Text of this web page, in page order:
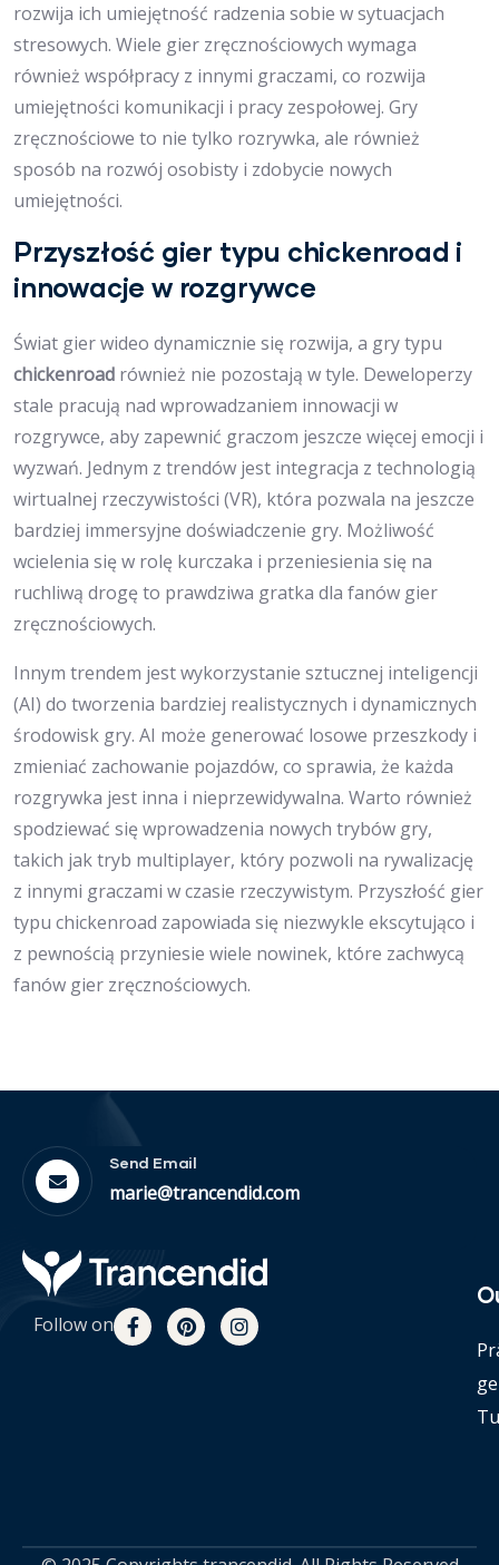
rozwija ich umiejętność radzenia sobie w sytuacjach
stresowych. Wiele gier zręcznościowych wymaga
również współpracy z innymi graczami, co rozwija
umiejętności komunikacji i pracy zespołowej. Gry
zręcznościowe to nie tylko rozrywka, ale również
sposób na rozwój osobisty i zdobycie nowych
umiejętności.
Przyszłość gier typu chickenroad i
innowacje w rozgrywce
Świat gier wideo dynamicznie się rozwija, a gry typu
chickenroad również nie pozostają w tyle. Deweloperzy
stale pracują nad wprowadzaniem innowacji w
rozgrywce, aby zapewnić graczom jeszcze więcej emocji i
wyzwań. Jednym z trendów jest integracja z technologią
wirtualnej rzeczywistości (VR), która pozwala na jeszcze
bardziej immersyjne doświadczenie gry. Możliwość
wcielenia się w rolę kurczaka i przeniesienia się na
ruchliwą drogę to prawdziwa gratka dla fanów gier
zręcznościowych.
Innym trendem jest wykorzystanie sztucznej inteligencji
(AI) do tworzenia bardziej realistycznych i dynamicznych
środowisk gry. AI może generować losowe przeszkody i
zmieniać zachowanie pojazdów, co sprawia, że każda
rozgrywka jest inna i nieprzewidywalna. Warto również
spodziewać się wprowadzenia nowych trybów gry,
takich jak tryb multiplayer, który pozwoli na rywalizację
z innymi graczami w czasie rzeczywistym. Przyszłość gier
typu chickenroad zapowiada się niezwykle ekscytująco i
z pewnością przyniesie wiele nowinek, które zachwycą
fanów gier zręcznościowych.
Send Email
marie@trancendid.com
Follow on